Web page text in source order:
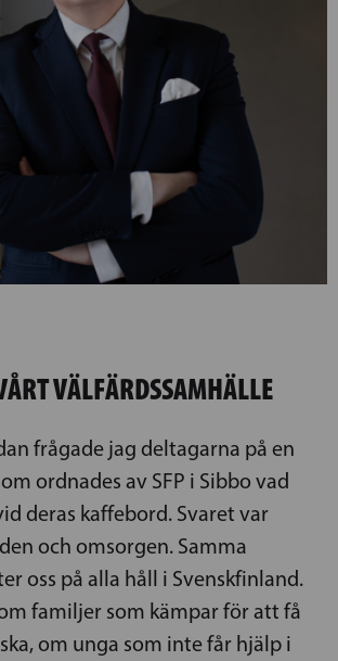
VÄLFÄRDSSAMHÄLLE
frågade jag deltagarna på en
ordnades av SFP i Sibbo vad
deras kaffebord. Svaret var
och omsorgen. Samma
oss på alla håll i Svenskfinland.
familjer som kämpar för att få
om unga som inte får hjälp i